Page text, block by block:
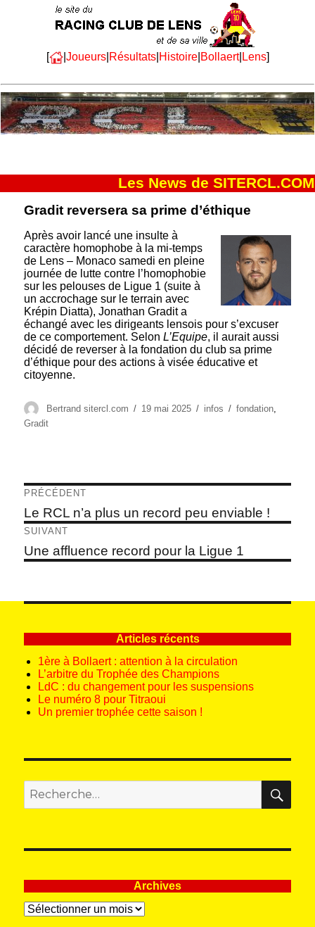
[ | Joueurs| Résultats| Histoire| Bollaert| Lens]
Les News de SITERCL.COM
Gradit reversera sa prime d’éthique
Après avoir lancé une insulte à
caractère homophobe à la mi-temps
de Lens – Monaco samedi en pleine
journée de lutte contre l’homophobie
sur les pelouses de Ligue 1 (suite à
un accrochage sur le terrain avec
Krépin Diatta), Jonathan Gradit a
échangé avec les dirigeants lensois pour s’excuser
de ce comportement. SelonL’Equipe, il aurait aussi
décidé de reverser à la fondation du club sa prime
d’éthique pour des actions à visée éducative et
citoyenne.
Auteur
Bertrand sitercl.com
Publié
19 mai 2025 Catégories
infos Étiquettes
fondation
Gradit
Navigation
de
l’article
PRÉCÉDENT
Article
précédent :
Le RCL n’a plus un record peu enviable !
SUIVANT
Article
suivant :
Une affluence record pour la Ligue 1
Articles récents
1ère à Bollaert : attention à la circulation
L’arbitre du Trophée des Champions
LdC : du changement pour les suspensions
Le numéro 8 pour Titraoui
Un premier trophée cette saison !
pour
:
Archives
Archives